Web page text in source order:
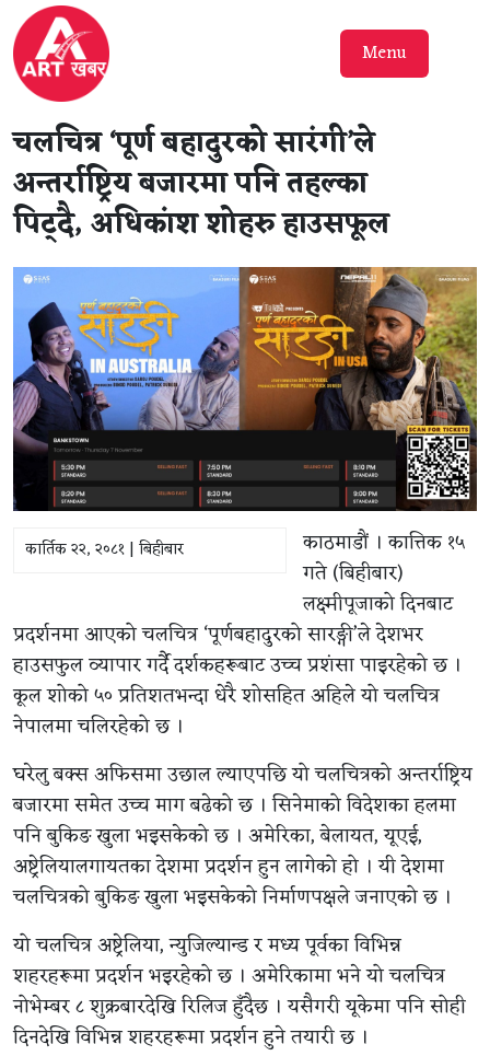
Menu
चलचित्र ‘पूर्ण बहादुरको सारंगी’ले
अन्तर्राष्ट्रिय बजारमा पनि तहल्का
पिट्दै, अधिकांश शोहरु हाउसफूल
कार्तिक २२, २०८१ | बिहीबार
काठमाडौं । कात्तिक १५
गते (बिहीबार)
लक्ष्मीपूजाको दिनबाट
प्रदर्शनमा आएको चलचित्र ‘पूर्णबहादुरको सारङ्गी’ले देशभर
हाउसफुल व्यापार गर्दै दर्शकहरूबाट उच्च प्रशंसा पाइरहेको छ ।
कूल शोको ५० प्रतिशतभन्दा धेरै शोसहित अहिले यो चलचित्र
नेपालमा चलिरहेको छ ।
घरेलु बक्स अफिसमा उछाल ल्याएपछि यो चलचित्रको अन्तर्राष्ट्रिय
बजारमा समेत उच्च माग बढेको छ । सिनेमाको विदेशका हलमा
पनि बुकिङ खुला भइसकेको छ । अमेरिका, बेलायत, यूएई,
अष्ट्रेलियालगायतका देशमा प्रदर्शन हुन लागेको हो । यी देशमा
चलचित्रको बुकिङ खुला भइसकेको निर्माणपक्षले जनाएको छ ।
यो चलचित्र अष्ट्रेलिया, न्युजिल्यान्ड र मध्य पूर्वका विभिन्न
शहरहरूमा प्रदर्शन भइरहेको छ । अमेरिकामा भने यो चलचित्र
नोभेम्बर ८ शुक्रबारदेखि रिलिज हुँदैछ । यसैगरी यूकेमा पनि सोही
दिनदेखि विभिन्न शहरहरूमा प्रदर्शन हुने तयारी छ ।